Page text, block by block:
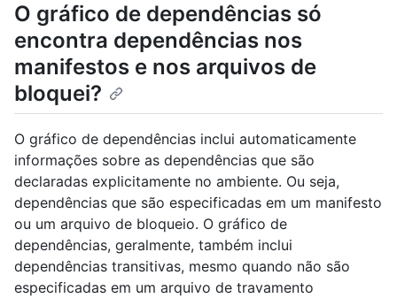
O gráfico de dependências só
encontra dependências nos
manifestos e nos arquivos de
bloquei?
O gráfico de dependências inclui automaticamente
informações sobre as dependências que são
declaradas explicitamente no ambiente. Ou seja,
dependências que são especificadas em um manifesto
ou um arquivo de bloqueio. O gráfico de
dependências, geralmente, também inclui
dependências transitivas, mesmo quando não são
especificadas em um arquivo de travamento